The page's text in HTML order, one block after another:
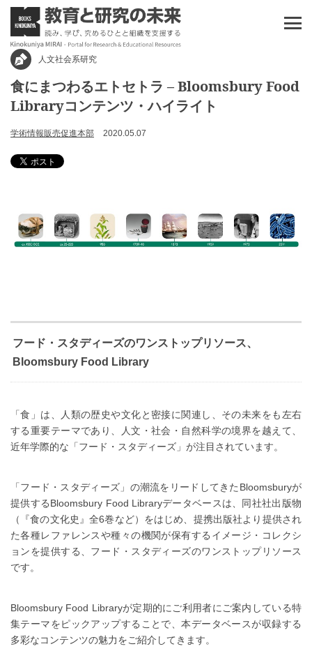
人文社会系研究
食にまつわるエトセトラ – Bloomsbury Food
Libraryコンテンツ・ハイライト
学術情報販売促進本部 2020.05.07
フード・スタディーズのワンストップリソース、
Bloomsbury Food Library
「食」は、人類の歴史や文化と密接に関連し、その未来をも左右
する重要テーマであり、人文・社会・自然科学の境界を越えて、
近年学際的な「フード・スタディーズ」が注目されています。
「フード・スタディーズ」の潮流をリードしてきたBloomsburyが
提供するBloomsbury Food Libraryデータベースは、同社社出版物
（『食の文化史』全6巻など）をはじめ、提携出版社より提供され
た各種レファレンスや種々の機関が保有するイメージ・コレクシ
ョンを提供する、フード・スタディーズのワンストップリソース
です。
Bloomsbury Food Libraryが定期的にご利用者にご案内している特
集テーマをピックアップすることで、本データベースが収録する
多彩なコンテンツの魅力をご紹介してきます。